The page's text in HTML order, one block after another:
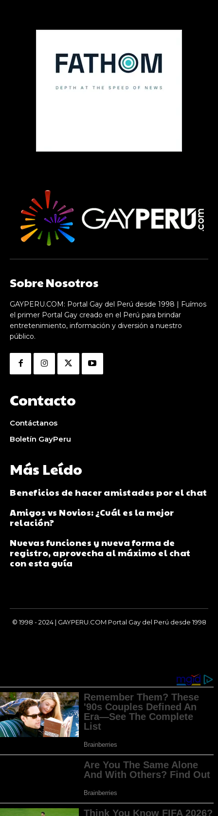
Sobre Nosotros
GAYPERU.COM: Portal Gay del Perú desde 1998 | Fuímos
el primer Portal Gay creado en el Perú para brindar
entretenimiento, información y diversión a nuestro
público.
Contacto
Contáctanos
Boletín GayPeru
Más Leído
Beneficios de hacer amistades por el chat
Amigos vs Novios: ¿Cuál es la mejor
relación?
Nuevas funciones y nueva forma de
registro, aprovecha al máximo el chat
con esta guía
© 1998 - 2024 | GAYPERU.COM Portal Gay del Perú desde 1998